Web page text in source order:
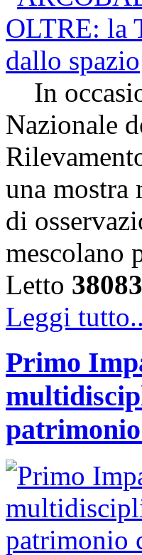
In
Nazionale
una
di
mescolano
Letto 38083
Leggi
Primo